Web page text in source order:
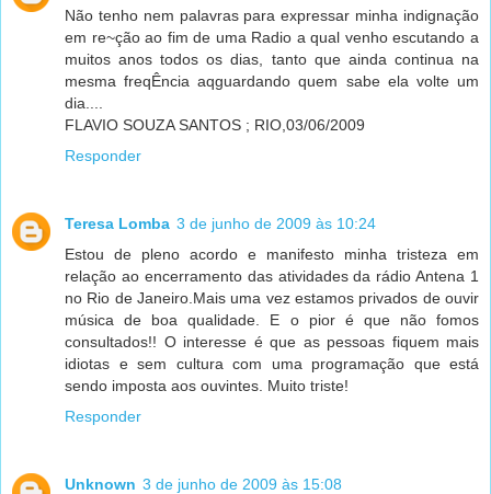
Não tenho nem palavras para expressar minha indignação
em re~ção ao fim de uma Radio a qual venho escutando a
muitos anos todos os dias, tanto que ainda continua na
mesma freqÊncia aqguardando quem sabe ela volte um
dia....
FLAVIO SOUZA SANTOS ; RIO,03/06/2009
Responder
Teresa Lomba 3 de junho de 2009 às 10:24
Estou de pleno acordo e manifesto minha tristeza em
relação ao encerramento das atividades da rádio Antena 1
no Rio de Janeiro.Mais uma vez estamos privados de ouvir
música de boa qualidade. E o pior é que não fomos
consultados!! O interesse é que as pessoas fiquem mais
idiotas e sem cultura com uma programação que está
sendo imposta aos ouvintes. Muito triste!
Responder
Unknown 3 de junho de 2009 às 15:08